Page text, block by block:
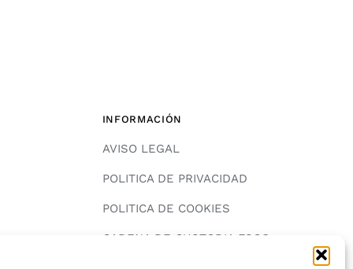
INFORMACIÓN
AVISO LEGAL
POLITICA DE PRIVACIDAD
POLITICA DE COOKIES
CADENA DE CUSTODIA FSC®